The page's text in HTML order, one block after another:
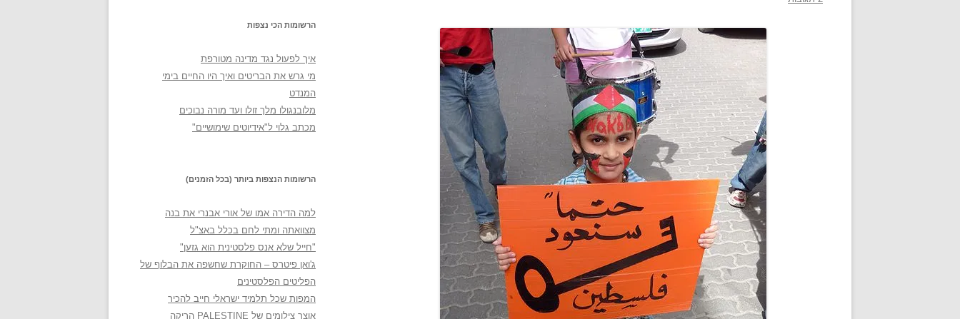
הרשומות הכי נצפות
איך לפעול נגד מדינה מטורפת
מי גרש את הבריטים ואיך היו החיים בימי
המנדט
מלובנגולו מלך זולו ועד מורה נבוכים
מכתב גלוי ל"אידיוטים שימושיים"
הרשומות הנצפות ביותר (בכל הזמנים)
למה הדירה אמו של אורי אבנרי את בנה
מצוואתה ומתי לחם בכלל באצ"ל
"חייל שלא אנס פלסטינית הוא גזען"
ג'ואן פיטרס – החוקרת שחשפה את הבלוף של
הפליטים הפלסטינים
המפות שכל תלמיד ישראלי חייב להכיר
אוצר צילומים של PALESTINE הריקה